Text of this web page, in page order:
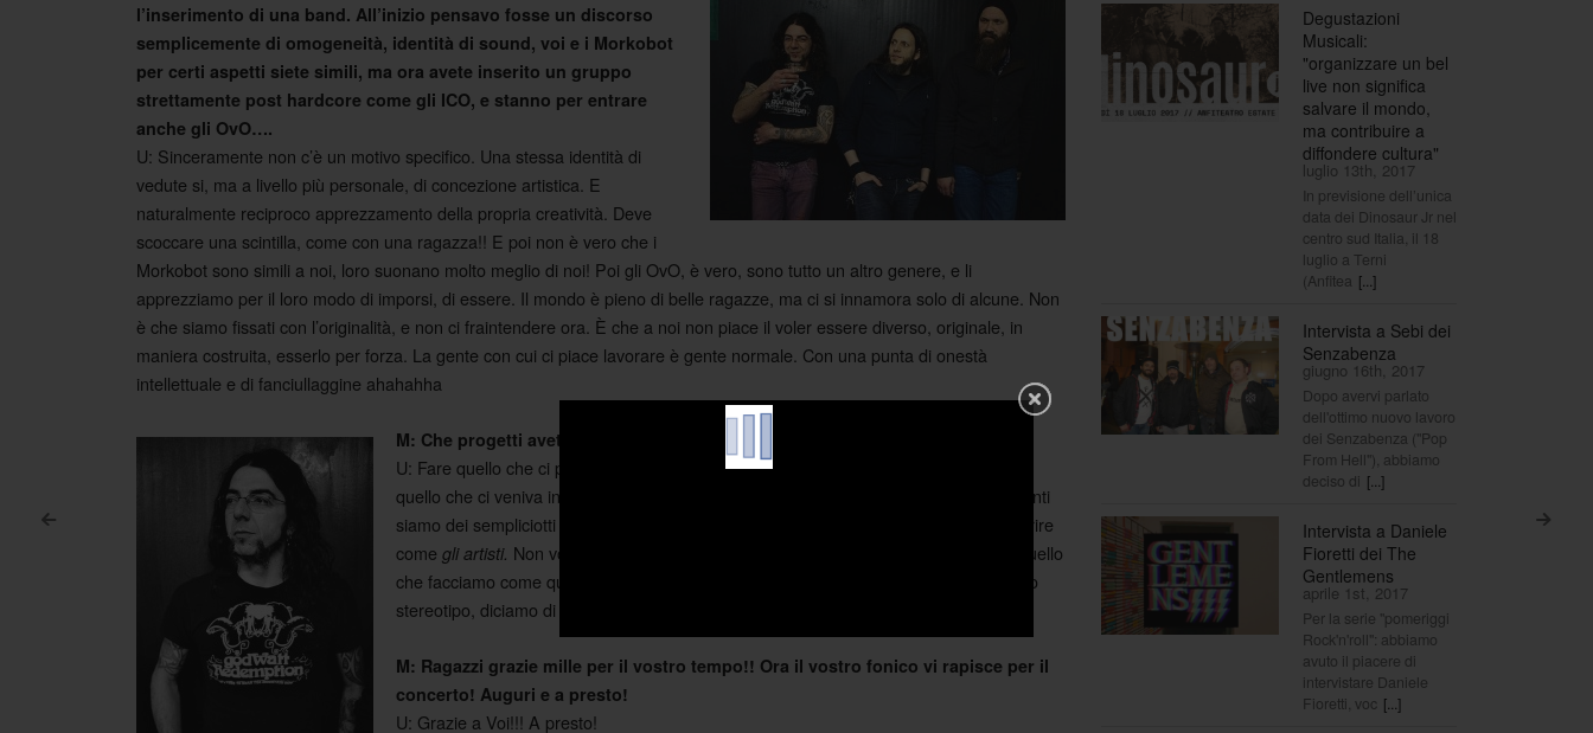
Post navigation
< >
l’inserimento di una band. All’inizio pensavo fosse un discorso
semplicemente di omogeneità, identità di sound, voi e i Morkobot
per certi aspetti siete simili, ma ora avete inserito un gruppo
strettamente post hardcore come gli ICO, e stanno per entrare
anche gli OvO….
U: Sinceramente non c’è un motivo specifico. Una stessa identità di
vedute si, ma a livello più personale, di concezione artistica. E
naturalmente reciproco apprezzamento della propria creatività. Deve
scoccare una scintilla, come con una ragazza!! E poi non è vero che i
Morkobot sono simili a noi, loro suonano molto meglio di noi! Poi gli OvO, è vero, sono tutto un altro genere, e li
apprezziamo per il loro modo di imporsi, di essere. Il mondo è pieno di belle ragazze, ma ci si innamora solo di alcune. Non
è che siamo fissati con l’originalità, e non ci fraintendere ora. È che a noi non piace il voler essere diverso, originale, in
maniera costruita, esserlo per forza. La gente con cui ci piace lavorare è gente normale. Con una punta di onestà
intellettuale e di fanciullaggine ahahahha
M: Che progetti avete ora al momento in arrivo? Riguardo la vostra musica….
U: Fare quello che ci piace. Quello che abbiamo voglia di fare. Abbiamo sempre fatto
quello che ci veniva in mente piuttosto di crearci un percorso prestabilito. In fin dei conti
siamo dei sempliciotti ahahahha. Vabbè siamo quello che siamo, non vogliamo apparire
comegli artisti. Non vogliamo un percorso, una regola. E non vogliamo pensare a quello
che facciamo come qualcosa di
Uno
stereotipo, diciamo di persona formale, seria? Noi non lo vogliamo essere.
M: Ragazzi grazie mille per il vostro tempo!! Ora il vostro fonico vi rapisce per il
concerto! Auguri e a presto!
U: Grazie a Voi!!! A presto!
Degustazioni
Musicali:
"organizzare un bel
live non significa
salvare il mondo,
ma contribuire a
diffondere cultura"
luglio 13th, 2017
In previsione dell’unica
data dei Dinosaur Jr nel
centro sud Italia, il 18
luglio a Terni
(Anfitea [...]
Intervista a Sebi dei
Senzabenza
giugno 16th, 2017
Dopo avervi parlato
dell'ottimo nuovo lavoro
dei Senzabenza ("Pop
From Hell"), abbiamo
deciso di [...]
Intervista a Daniele
Fioretti dei The
Gentlemens
aprile 1st, 2017
Per la serie "pomeriggi
Rock'n'roll": abbiamo
avuto il piacere di
intervistare Daniele
Fioretti, voc [...]